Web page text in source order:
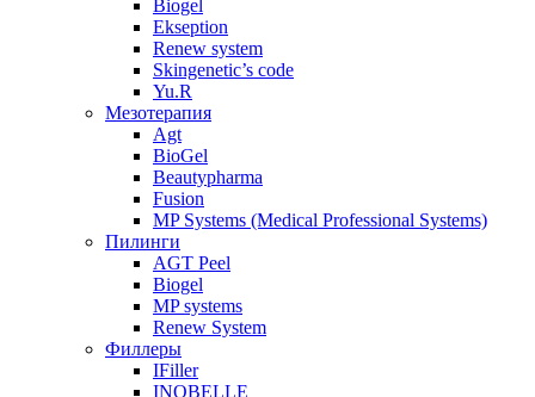
Biogel
Ekseption
Renew system
Skingenetic’s code
Yu.R
Мезотерапия
Agt
BioGel
Beautypharma
Fusion
MP Systems (Medical Professional Systems)
Пилинги
AGT Peel
Biogel
MP systems
Renew System
Филлеры
IFiller
INOBELLE